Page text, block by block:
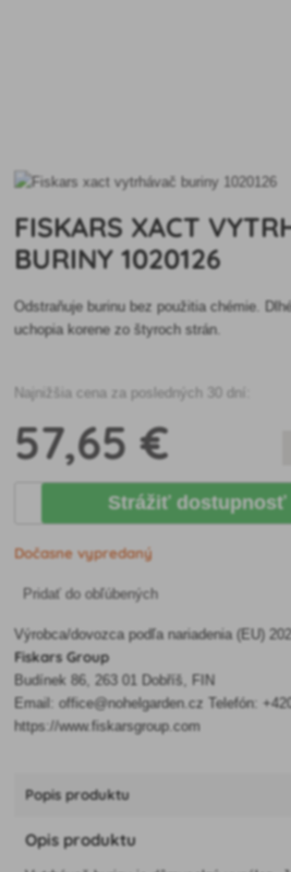
FISKARS XACT
BURINY 1020126
Odstraňuje burinu bez použitia chémie.
uchopia korene zo štyroch strán.
Najnižšia cena za posledných 30 dní:
57,65 €
Strážiť dostupnosť
Dočasne vypredaný
Pridať do obľúbených
Výrobca/dovozca podľa nariadenia (EU)
Fiskars Group
Budínek 86, 263 01 Dobříš, FIN
Email: office@nohelgarden.cz Telefón:
https://www.fiskarsgroup.com
Popis produktu
Opis produktu